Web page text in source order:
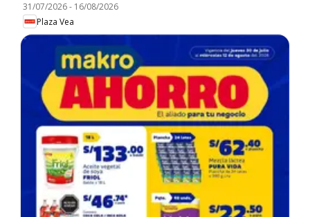
31/07/2026- 16/08/2026
Plaza Vea